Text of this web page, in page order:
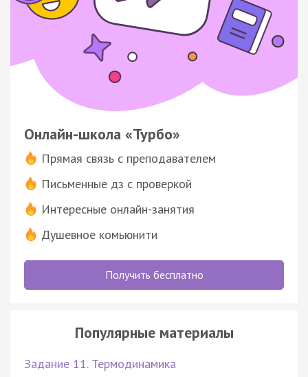
Онлайн-школа «Турбо»
Прямая связь с преподавателем
Письменные дз с проверкой
Интересные онлайн-занятия
Душевное комьюнити
Получить бесплатно
Популярные материалы
Задание 11. Термодинамика